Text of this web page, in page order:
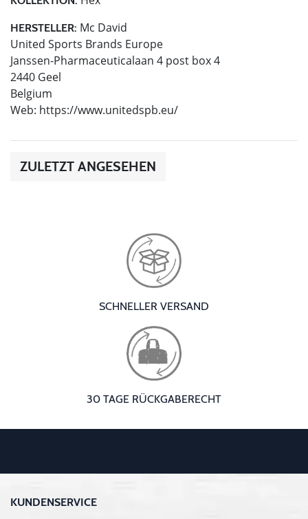
HERSTELLER: Mc David
United Sports Brands Europe
Janssen-Pharmaceuticalaan 4 post box 4
2440 Geel
Belgium
Web: https://www.unitedspb.eu/
ZULETZT ANGESEHEN
SCHNELLER VERSAND
30 TAGE RÜCKGABERECHT
KUNDENSERVICE